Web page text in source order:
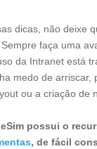
dicas, não deixe
faça uma
da Intranet está
medo de arriscar,
ou a criação de
possui o
, de fácil